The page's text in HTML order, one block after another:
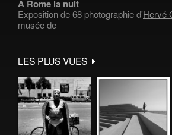
À Rome la nuit
Exposition de 68 photographie d'Hervé
musée de
LES PLUS VUES